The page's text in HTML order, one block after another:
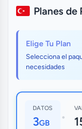
Planes de
Elige Tu Plan
Selecciona el
necesidades
DATOS
3GB •